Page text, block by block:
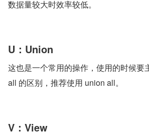
数据量较大时效率较低。
U：Union
这也是一个常用的操作，使用的时候要
all 的区别，推荐使用 union all。
V：View